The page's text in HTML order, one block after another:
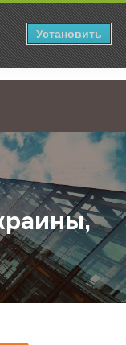
Установить
- День независимости